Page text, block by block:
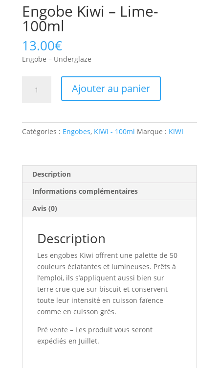
Engobe Kiwi – Lime-
100ml
13.00€
Engobe – Underglaze
Ajouter au panier
Catégories : Engobes, KIWI - 100ml Marque : KIWI
Description
Informations complémentaires
Avis (0)
Description
Les engobes Kiwi offrent une palette de 50
couleurs éclatantes et lumineuses. Prêts à
l’emploi, ils s’appliquent aussi bien sur
terre crue que sur biscuit et conservent
toute leur intensité en cuisson faïence
comme en cuisson grès.
Pré vente – Les produit vous seront
expédiés en Juillet.